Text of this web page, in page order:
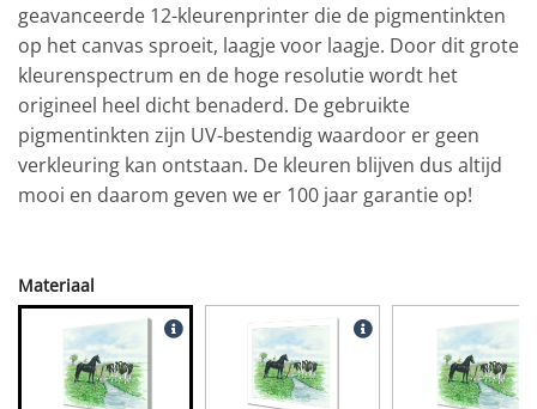
geavanceerde 12-kleurenprinter die de pigmentinkten
op het canvas sproeit, laagje voor laagje. Door dit grote
kleurenspectrum en de hoge resolutie wordt het
origineel heel dicht benaderd. De gebruikte
pigmentinkten zijn UV-bestendig waardoor er geen
verkleuring kan ontstaan. De kleuren blijven dus altijd
mooi en daarom geven we er 100 jaar garantie op!
Materiaal